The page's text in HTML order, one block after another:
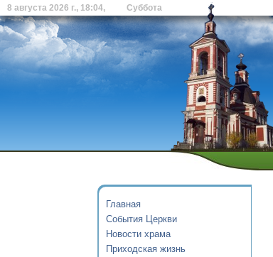
8 августа 2026 г., 18:04, Суббота
Главная
События Церкви
Новости храма
Приходская жизнь